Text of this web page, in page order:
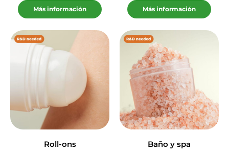
Más información Más información
Roll-ons Baño y spa